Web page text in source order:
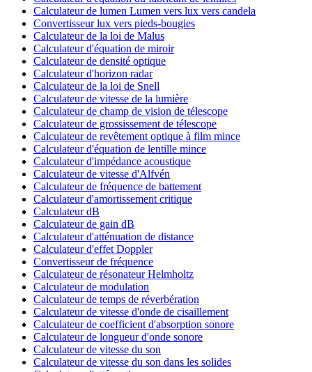
Calculateur de lumen Lumen vers lux vers candela
Convertisseur lux vers pieds-bougies
Calculateur de la loi de Malus
Calculateur d'équation de miroir
Calculateur de densité optique
Calculateur d'horizon radar
Calculateur de la loi de Snell
Calculateur de vitesse de la lumière
Calculateur de champ de vision de télescope
Calculateur de grossissement de télescope
Calculateur de revêtement optique à film mince
Calculateur d'équation de lentille mince
Calculateur d'impédance acoustique
Calculateur de vitesse d'Alfvén
Calculateur de fréquence de battement
Calculateur d'amortissement critique
Calculateur dB
Calculateur de gain dB
Calculateur d'atténuation de distance
Calculateur d'effet Doppler
Convertisseur de fréquence
Calculateur de résonateur Helmholtz
Calculateur de modulation
Calculateur de temps de réverbération
Calculateur de vitesse d'onde de cisaillement
Calculateur de coefficient d'absorption sonore
Calculateur de longueur d'onde sonore
Calculateur de vitesse du son
Calculateur de vitesse du son dans les solides